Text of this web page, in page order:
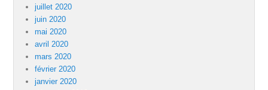
juillet 2020
juin 2020
mai 2020
avril 2020
mars 2020
février 2020
janvier 2020